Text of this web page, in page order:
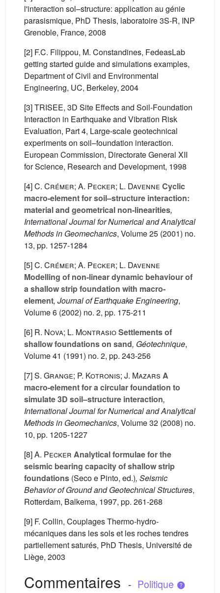
l'interaction sol–structure: application au génie
parasismique, PhD Thesis, laboratoire 3S-R, INP
Grenoble, France, 2008
[2] F.C. Filippou, M. Constandines, FedeasLab
getting started guide and simulations examples,
Department of Civil and Environmental
Engineering, UC, Berkeley, 2004
[3] TRISEE, 3D Site Effects and Soil-Foundation
Interaction in Earthquake and Vibration Risk
Evaluation, Part 4, Large-scale geotechnical
experiments on soil–foundation interaction.
European Commission, Directorate General XII
for Science, Research and Development, 1998
[4]C. Crémer; A. Pecker; L. Davenne Cyclic
macro-element for soil–structure interaction:
material and geometrical non-linearities,
International Journal for Numerical and Analytical
Methods in Geomechanics, Volume 25 (2001) no.
13, pp. 1257-1284
[5]C. Crémer; A. Pecker; L. Davenne
Modelling of non-linear dynamic behaviour of
a shallow strip foundation with macro-
element, Journal of Earthquake Engineering,
Volume 6 (2002) no. 2, pp. 175-211
[6] R. Nova; L. MontrasioSettlements of
shallow foundations on sand, Géotechnique,
Volume 41 (1991) no. 2, pp. 243-256
[7]S. Grange; P. Kotronis; J. Mazars A
macro-element for a circular foundation to
simulate 3D soil–structure interaction,
International Journal for Numerical and Analytical
Methods in Geomechanics, Volume 32 (2008) no.
10, pp. 1205-1227
[8]A. Pecker Analytical formulae for the
seismic bearing capacity of shallow strip
foundations (Seco e Pinto, ed.), Seismic
Behavior of Ground and Geotechnical Structures,
Rotterdam, Balkema, 1997, pp. 261-268
[9] F. Collin, Couplages Thermo-hydro-
mécaniques dans les sols et les roches tendres
partiellement saturés, PhD Thesis, Université de
Liège, 2003
Commentaires - Politique